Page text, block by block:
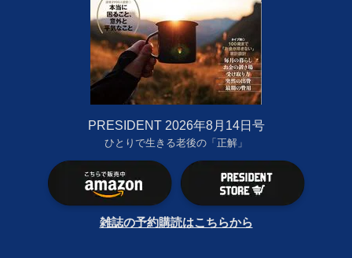
PRESIDENT 2026年8月14日号
ひとりで生きる老後の「正解」
雑誌の予約購読はこちらから